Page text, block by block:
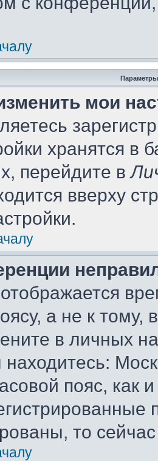
Параметры
мои
хранятся в
перейдите в
вверху
а не к тому,
в личных
пояс, как
то